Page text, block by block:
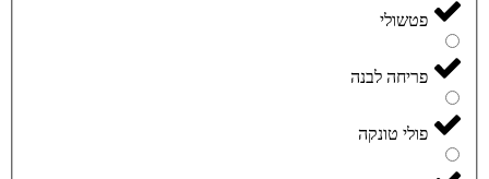
פטשולי
פריחה לבנה
פולי טונקה